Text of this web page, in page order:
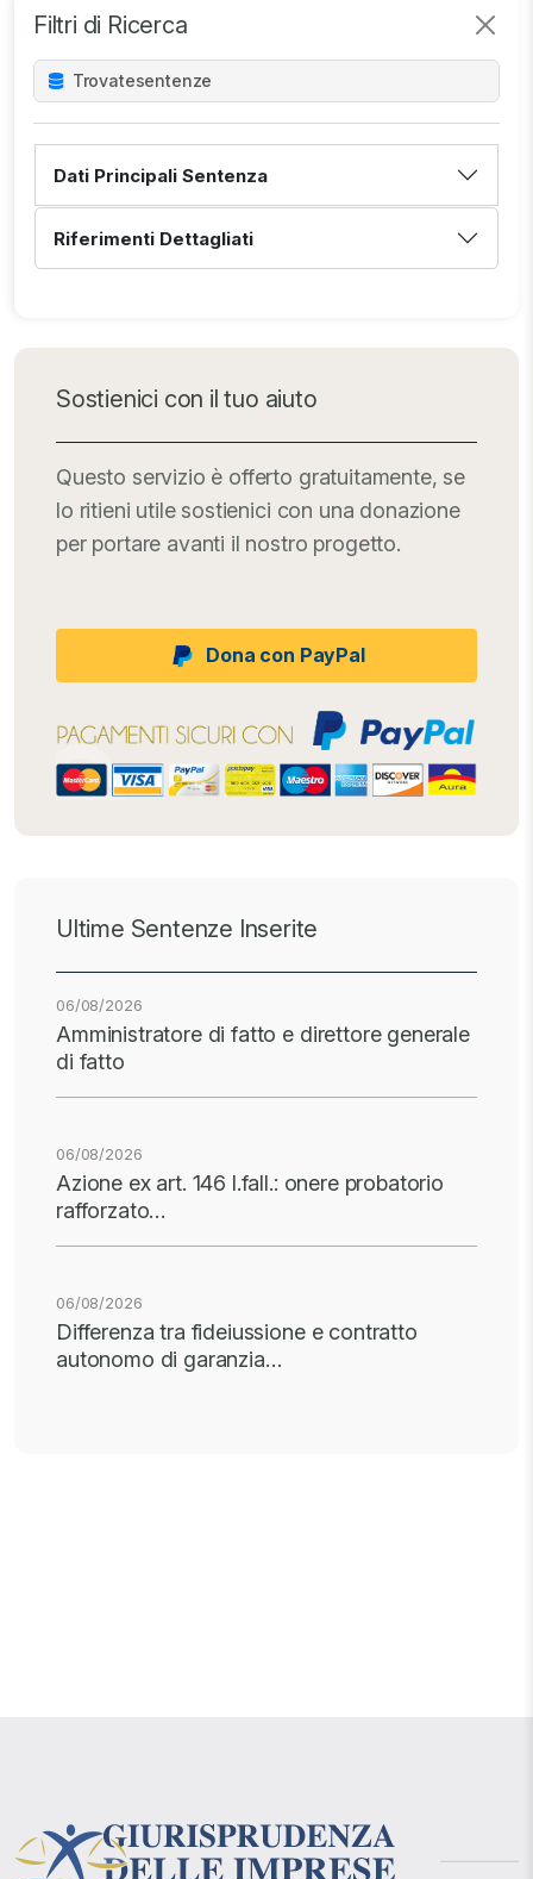
Filtri di Ricerca
Trovatesentenze
Dati Principali Sentenza
Riferimenti Dettagliati
Sostienici con il tuo aiuto
Questo servizio è offerto gratuitamente, se
lo ritieni utile sostienici con una donazione
per portare avanti il nostro progetto.
Dona con PayPal
Ultime Sentenze Inserite
06/08/2026
Amministratore di fatto e direttore generale
di fatto
06/08/2026
Azione ex art. 146 l.fall.: onere probatorio
rafforzato…
06/08/2026
Differenza tra fideiussione e contratto
autonomo di garanzia…